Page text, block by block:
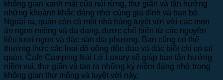
không gian xanh mát của núi rừng, thư giãn và tận hưởng
những khoảnh khắc đáng nhớ cùng gia đình và bạn bè.
Ngoài ra, quán còn có một nhà hàng tuyệt vời với các món
ăn ngon miệng và đa dạng, được chế biến từ các nguyên
liệu tươi ngon và đặc sản địa phương. Bạn cũng có thể
thưởng thức các loại đồ uống độc đáo và đặc biệt chỉ có tại
quán. Cafe Camping Núi Lở Luxury sẽ giúp bạn tận hưởng
niềm vui, thư giãn và tạo ra những kỷ niệm đáng nhớ trong
không gian thơ mộng và tuyệt vời này.